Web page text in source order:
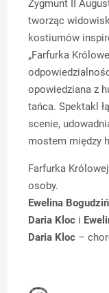
Zygmunt II
tworząc
kostiumów
„Farfurka
opowiedziana z
tańca. Spektakl
scenie,
mostem między
Farfurka
osoby.
Ewelina
Daria Kloc i
Daria Kloc –